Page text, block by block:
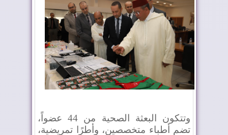
وتتكون البعثة الصحية من 44 عضواً،
تضم أطباء متخصصين، وأطرًا تمريضية،